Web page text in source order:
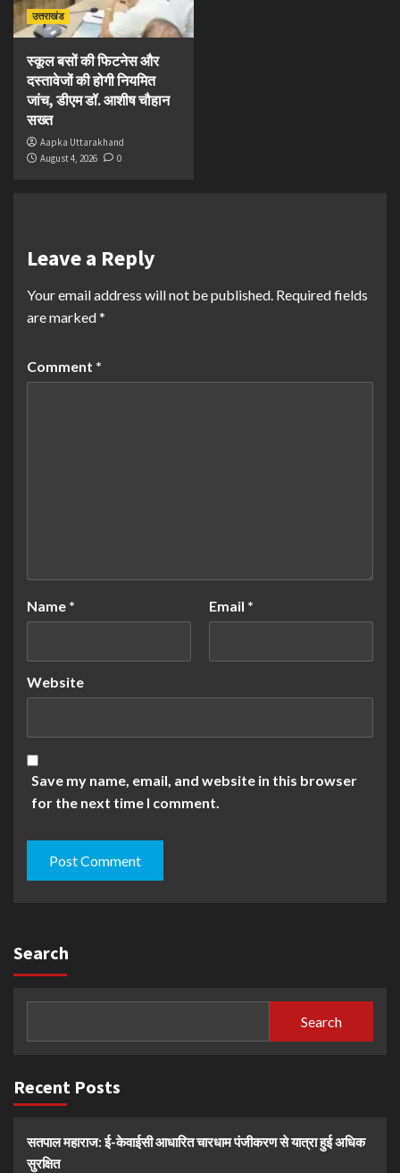
उत्तराखंड
स्कूल बसों की फिटनेस और
दस्तावेजों की होगी नियमित
जांच, डीएम डॉ. आशीष चौहान
सख्त
Aapka Uttarakhand
August 4, 2026
0
Leave a Reply
Your email address will not be published. Required fields
are marked*
Comment *
Name * Email *
Website
Save my name, email, and website in this browser
for the next time I comment.
Search
Search
Recent Posts
सतपाल महाराज: ई-केवाईसी आधारित चारधाम पंजीकरण से यात्रा हुई अधिक
सुरक्षित